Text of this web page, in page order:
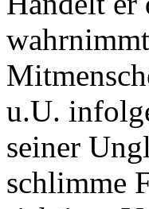
u.U.
seiner
schlimme